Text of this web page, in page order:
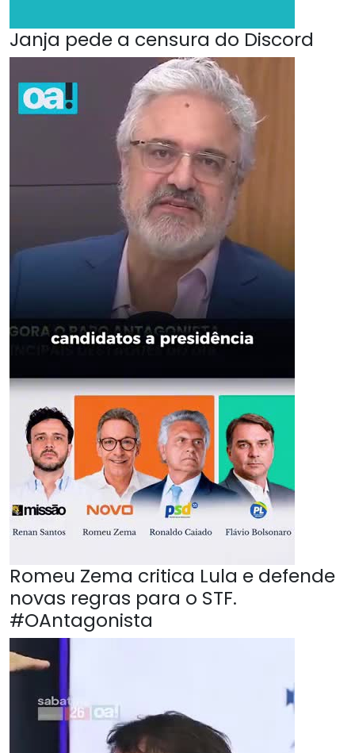
Janja pede a censura do Discord
Romeu Zema critica Lula e defende
novas regras para o STF.
#OAntagonista